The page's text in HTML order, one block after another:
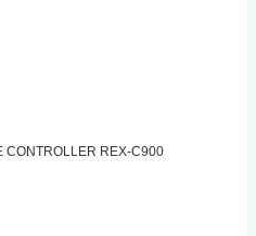
CONTROLLER REX-C900